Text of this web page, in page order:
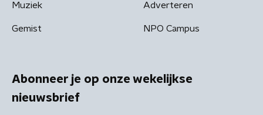
Muziek
Gemist
Adverteren
NPO Campus
Abonneer je op onze wekelijkse
nieuwsbrief